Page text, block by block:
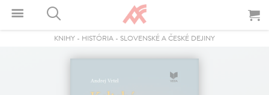
KNIHY - HISTÓRIA - SLOVENSKÉ A ČESKÉ DEJINY